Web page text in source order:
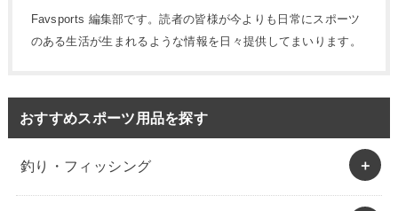
Favsports 編集部です。読者の皆様が今よりも日常にスポーツ
のある生活が生まれるような情報を日々提供してまいります。
おすすめスポーツ用品を探す
釣り・フィッシング